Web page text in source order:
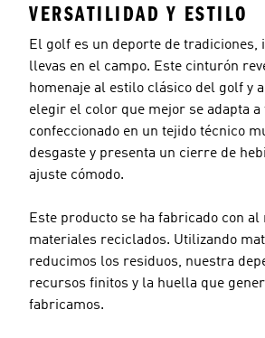
VERSATILIDAD Y ESTILO
El golf es un deporte de tradiciones,
llevas en el campo. Este cinturón
homenaje al estilo clásico del golf y
elegir el color que mejor se adapta a
confeccionado en un tejido técnico
desgaste y presenta un cierre de
ajuste cómodo.
Este producto se ha fabricado con al
materiales reciclados. Utilizando
reducimos los residuos, nuestra
recursos finitos y la huella que
fabricamos.